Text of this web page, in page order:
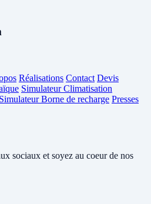
Réalisations Contact Devis
Simulateur Climatisation
Simulateur Borne de recharge Presses
sociaux et soyez au coeur de nos